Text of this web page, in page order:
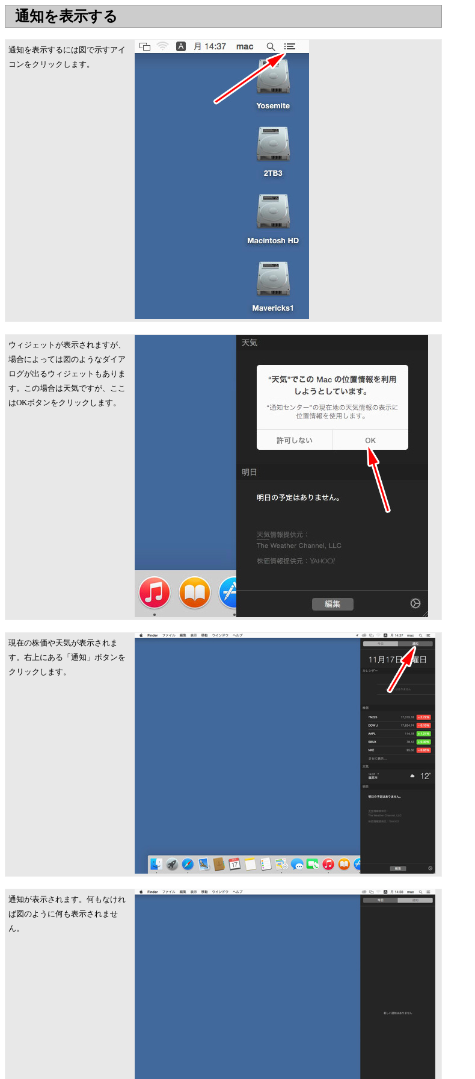
通知を表示する
通知を表示するには図で示すアイ
コンをクリックします。
ウィジェットが表示されますが、
場合によっては図のようなダイア
ログが出るウィジェットもありま
す。この場合は天気ですが、ここ
はOKボタンをクリックします。
現在の株価や天気が表示されま
す。右上にある「通知」ボタンを
クリックします。
通知が表示されます。何もなけれ
ば図のように何も表示されませ
ん。